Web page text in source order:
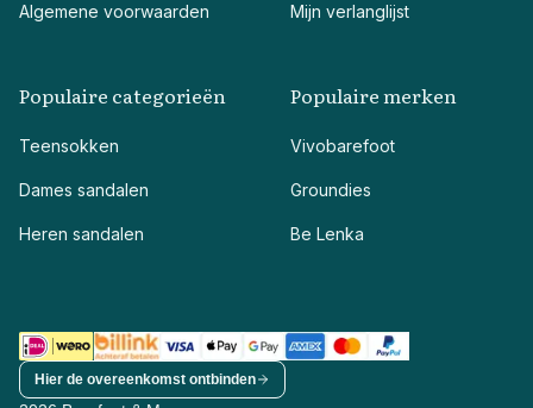
Algemene voorwaarden Mijn verlanglijst
Populaire categorieën
Teensokken
Dames sandalen
Heren sandalen
Populaire merken
Vivobarefoot
Groundies
Be Lenka
Hier de overeenkomst ontbinden